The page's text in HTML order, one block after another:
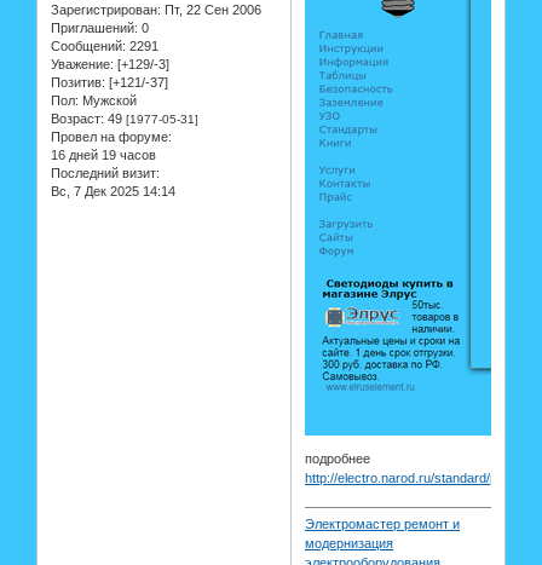
Зарегистрирован: Пт, 22 Сен 2006
Приглашений: 0
Сообщений: 2291
Уважение: [+129/-3]
Позитив: [+121/-37]
Пол: Мужской
Возраст: 49 [1977-05-31]
Провел на форуме:
16 дней 19 часов
Последний визит:
Вс, 7 Дек 2025 14:14
подробнее
http://electro.narod.ru/standard/
Электромастер ремонт и
модернизация